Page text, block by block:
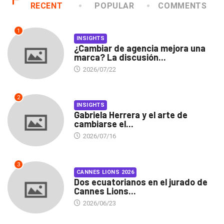
RECENT POPULAR COMMENTS
1
INSIGHTS
¿Cambiar de agencia mejora una
marca? La discusión...
2026/07/22
2
INSIGHTS
Gabriela Herrera y el arte de
cambiarse el...
2026/07/16
3
CANNES LIONS 2026
Dos ecuatorianos en el jurado de
Cannes Lions...
2026/06/23